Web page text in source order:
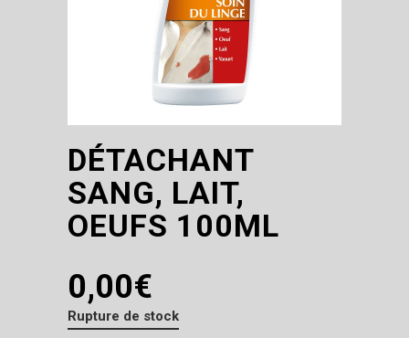
DÉTACHANT
SANG, LAIT,
OEUFS 100ML
0,00€
Rupture de stock